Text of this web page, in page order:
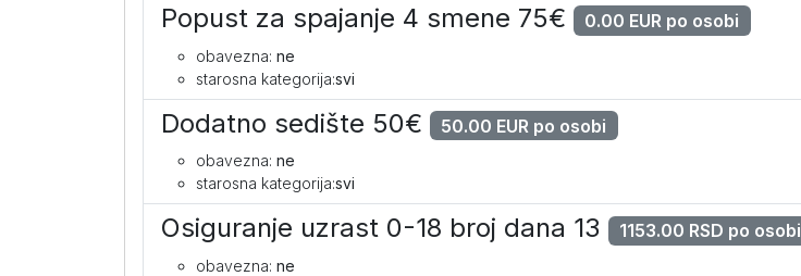
Popust za spajanje 4 smene 75€ 0.00 EUR po osobi
obavezna: ne
starosna kategorija:svi
Dodatno sedište 50€ 50.00 EUR po osobi
obavezna: ne
starosna kategorija:svi
Osiguranje uzrast 0-18 broj dana 13 1153.00 RSD po osobi
obavezna: ne